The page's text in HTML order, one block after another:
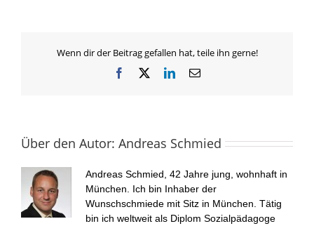
Wenn dir der Beitrag gefallen hat, teile ihn gerne!
Facebook LinkedIn
E-
Über den Autor: Andreas Schmied
Andreas Schmied, 42 Jahre jung, wohnhaft in
München. Ich bin Inhaber der
Wunschschmiede mit Sitz in München. Tätig
bin ich weltweit als Diplom Sozialpädagoge